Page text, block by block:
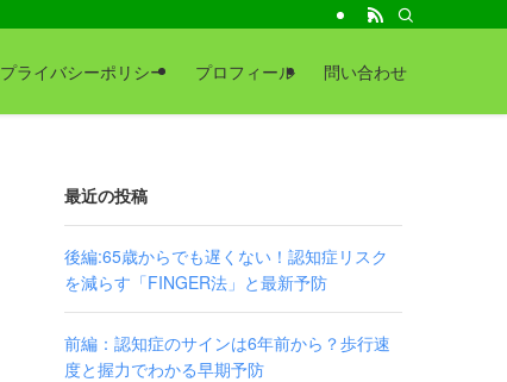
プライバシーポリシー プロフィール 問い合わせ
最近の投稿
後編:65歳からでも遅くない！認知症リスク
を減らす「FINGER法」と最新予防
前編：認知症のサインは6年前から？歩行速
度と握力でわかる早期予防